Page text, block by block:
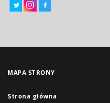
MAPA STRONY
Strona główna